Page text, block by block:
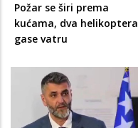
Požar se širi prema
kućama, dva helikoptera
gase vatru